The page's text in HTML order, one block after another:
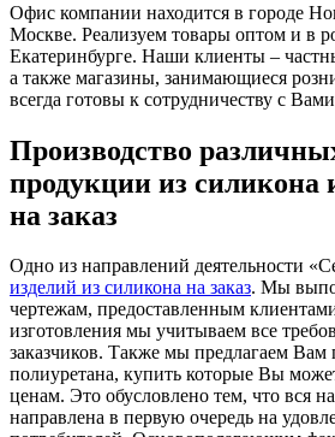
Офис компании находится в городе
Москве. Реализуем товары оптом и в
Екатеринбурге. Наши клиенты –
а также магазины, занимающиеся
всегда готовы к сотрудничеству с
Производство
продукции из силикона
на заказ
Одно из направлений деятельности
изделий из силикона на заказ. Мы
чертежам, предоставленным
изготовления мы учитываем все
заказчиков. Также мы предлагаем Вам
полиуретана, купить которые Вы
ценам. Это обусловлено тем, что вся
направлена в первую очередь на